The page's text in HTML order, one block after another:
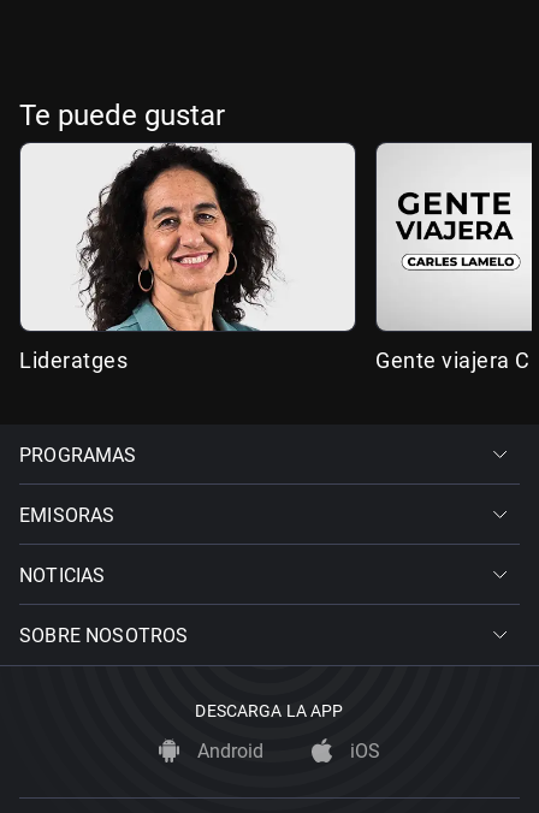
Te puede gustar
Lideratges Gente viajera
PROGRAMAS
EMISORAS
NOTICIAS
SOBRE NOSOTROS
DESCARGA LA APP
Android iOS